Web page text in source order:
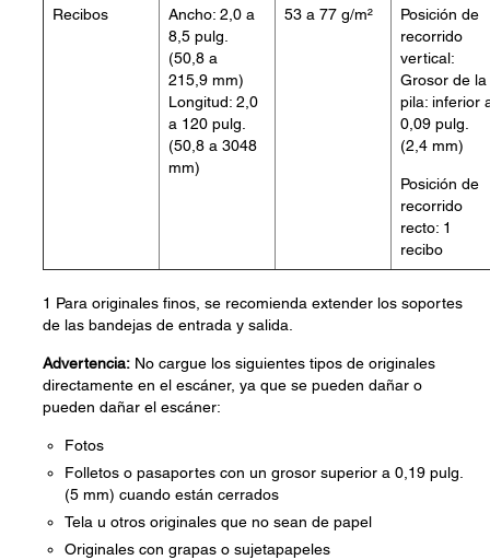
Recibos
Ancho: 2,0 a
8,5 pulg.
(50,8 a
215,9 mm)
Longitud: 2,0
a 120 pulg.
(50,8 a 3048
mm)
53 a 77 g/m²
Posición de
recorrido
vertical:
Grosor de la
pila: inferior
0,09 pulg.
(2,4 mm)
Posición de
recorrido
recto: 1
recibo
1 Para originales finos, se recomienda extender los soportes
de las bandejas de entrada y salida.
Advertencia: No cargue los siguientes tipos de originales
directamente en el escáner, ya que se pueden dañar o
pueden dañar el escáner:
Fotos
Folletos o pasaportes con un grosor superior a 0,19 pulg.
(5 mm) cuando están cerrados
Tela u otros originales que no sean de papel
Originales con grapas o sujetapapeles